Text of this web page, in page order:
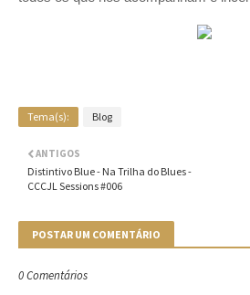
Tema(s): Blog
ANTIGOS
Distintivo Blue - Na Trilha do Blues -
CCCJL Sessions #006
POSTAR UM COMENTÁRIO
0 Comentários